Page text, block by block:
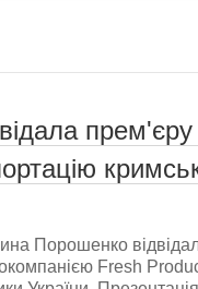
Порошенко
Fresh